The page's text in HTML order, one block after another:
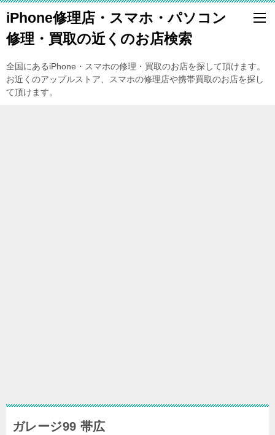
iPhone修理店・スマホ・パソコン
修理・買取の近くのお店検索
全国にあるiPhone・スマホの修理・買取のお店を探して頂けます。
お近くのアップルストア、スマホの修理店や携帯買取のお店を探し
て頂けます。
ガレージ99 帯広